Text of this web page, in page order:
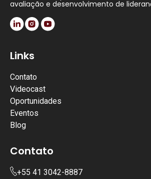
avaliação e desenvolvimento de
Links
Contato
Videocast
Oportunidades
Eventos
Blog
Contato
+55 41 3042-8887